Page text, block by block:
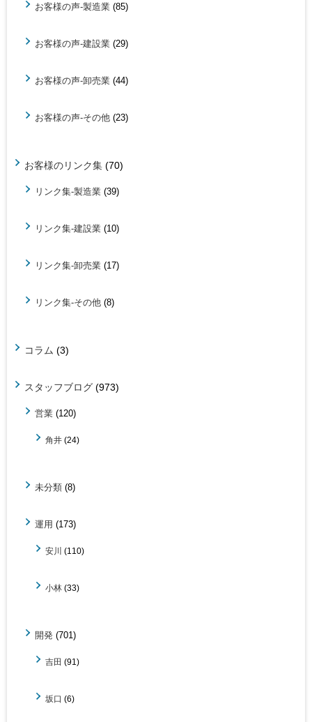
お客様の声-製造業 (85)
お客様の声-建設業 (29)
お客様の声-卸売業 (44)
お客様の声-その他 (23)
お客様のリンク集 (70)
リンク集-製造業 (39)
リンク集-建設業 (10)
リンク集-卸売業 (17)
リンク集-その他 (8)
コラム (3)
スタッフブログ (973)
営業 (120)
角井 (24)
未分類 (8)
運用 (173)
安川 (110)
小林 (33)
開発 (701)
吉田 (91)
坂口 (6)